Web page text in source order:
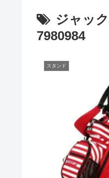
ジャッ
7980984
スタンド